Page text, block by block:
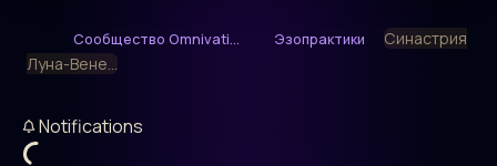
Сообщество Omnivati... Эзопрактики
Синастрия
Луна-Вене...
Notifications